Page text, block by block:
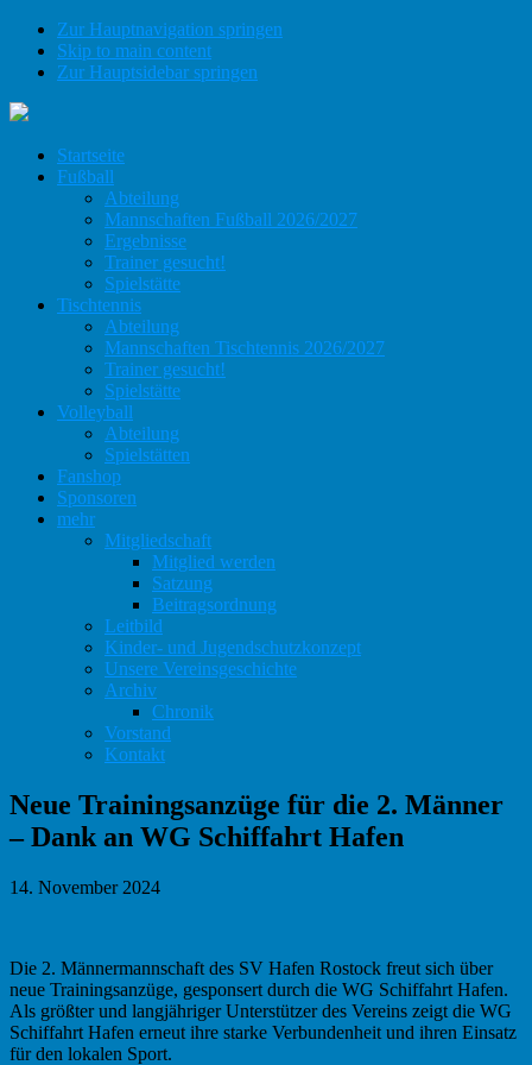
Zur Hauptnavigation springen
Skip to main content
Zur Hauptsidebar springen
Startseite
Fußball
Abteilung
Mannschaften Fußball 2026/2027
Ergebnisse
Trainer gesucht!
Spielstätte
Tischtennis
Abteilung
Mannschaften Tischtennis 2026/2027
Trainer gesucht!
Spielstätte
Volleyball
Abteilung
Spielstätten
Fanshop
Sponsoren
mehr
Mitgliedschaft
Mitglied werden
Satzung
Beitragsordnung
Leitbild
Kinder- und Jugendschutzkonzept
Unsere Vereinsgeschichte
Archiv
Chronik
Vorstand
Kontakt
Neue Trainingsanzüge für die 2. Männer
– Dank an WG Schiffahrt Hafen
14. November 2024
Die 2. Männermannschaft des SV Hafen Rostock freut sich über
neue Trainingsanzüge, gesponsert durch die WG Schiffahrt Hafen.
Als größter und langjähriger Unterstützer des Vereins zeigt die WG
Schiffahrt Hafen erneut ihre starke Verbundenheit und ihren Einsatz
für den lokalen Sport.